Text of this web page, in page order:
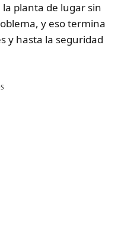
planta de lugar sin
y eso termina
y hasta la seguridad